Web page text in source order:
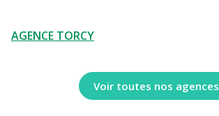
AGENCE TORCY
Voir toutes nos agences